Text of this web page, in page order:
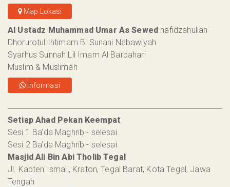
Map Lokasi
Al Ustadz Muhammad Umar As Sewed hafidzahullah
Dhorurotul Ihtimam Bi Sunani Nabawiyah
Syarhus Sunnah Lil Imam Al Barbahari
Muslim & Muslimah
Informasi
Setiap Ahad Pekan Keempat
Sesi 1 Ba'da Maghrib - selesai
Sesi 2 Ba'da Maghrib - selesai
Masjid Ali Bin Abi Tholib Tegal
Jl. Kapten Ismail, Kraton, Tegal Barat, Kota Tegal, Jawa
Tengah